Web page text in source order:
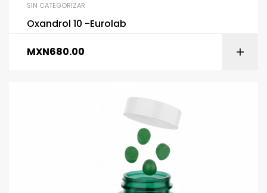
SIN CATEGORIZAR
Oxandrol 10 -Eurolab
MXN680.00